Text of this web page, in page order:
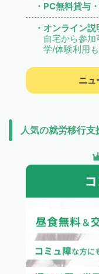
・PC無料貸与
・オンライン
自宅から参
学/体験利用も
ニュ
人気の就労移行支